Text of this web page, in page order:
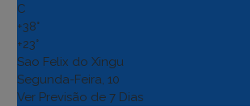
C
+38°
+23°
Sao Felix do Xingu
Segunda-Feira, 10
Ver Previsão de 7 Dias